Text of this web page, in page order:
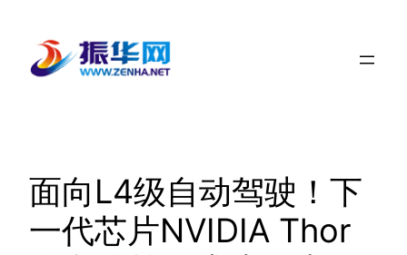
面向L4级自动驾驶！下
一代芯片NVIDIA Thor